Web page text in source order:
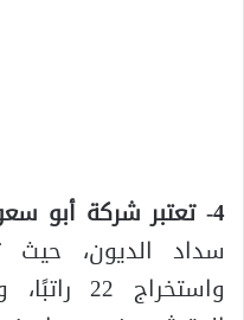
4- تعتبر شركة أبو سعود:
سداد الديون، حيث
واستخراج 22 راتبًا، و